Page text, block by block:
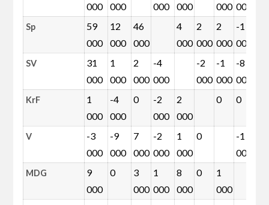
000
000
000
000
000 000
Sp
59
000
12
000
46
000
4
000
2
000
2
000
-1
000
SV
31
000
1
000
2
000
-4
000
-2
000
-1
000
-8
000
KrF
1
000
-4
000
0
-2
000
2
000
0 0
V
-3
000
-9
000
7
000
-2
000
1
000
0
-1
000
MDG
9
000
0
3
000
1
000
8
000
0
1
000